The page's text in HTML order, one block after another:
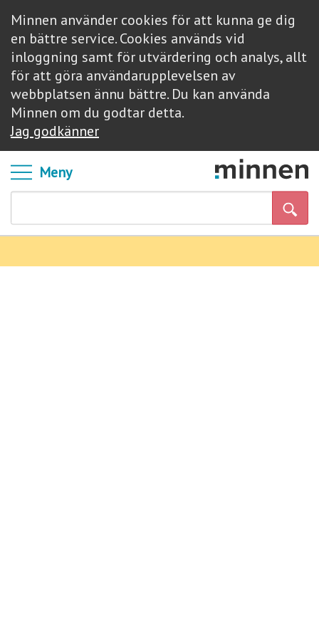
Minnen använder cookies för att kunna ge dig
en bättre service. Cookies används vid
inloggning samt för utvärdering och analys, allt
för att göra användarupplevelsen av
webbplatsen ännu bättre. Du kan använda
Minnen om du godtar detta.
Jag godkänner
Meny